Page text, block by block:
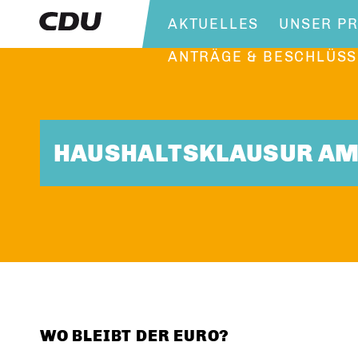
AKTUELLES
UNSER
ANTRÄGE &
HAUSHALTSKLAUSUR
WO BLEIBT DER EURO?